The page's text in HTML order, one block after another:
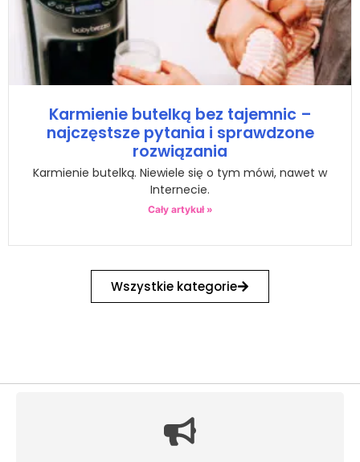
Karmienie butelką bez tajemnic –
najczęstsze pytania i sprawdzone
rozwiązania
Karmienie butelką. Niewiele się o tym mówi, nawet w
Internecie.
Cały artykuł »
Wszystkie kategorie